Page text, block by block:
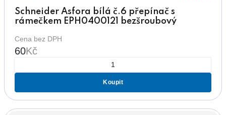
Schneider Asfora bílá č.6 přepínač s
rámečkem EPH0400121 bezšroubový
Cena bez DPH
60Kč
Koupit